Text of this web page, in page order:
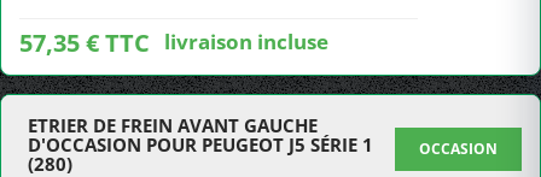
57,35 € TTC livraison incluse
ETRIER DE FREIN AVANT GAUCHE
D'OCCASION POUR PEUGEOT J5 SÉRIE 1
(280)
OCCASION